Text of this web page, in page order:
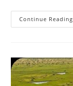
Continue Reading